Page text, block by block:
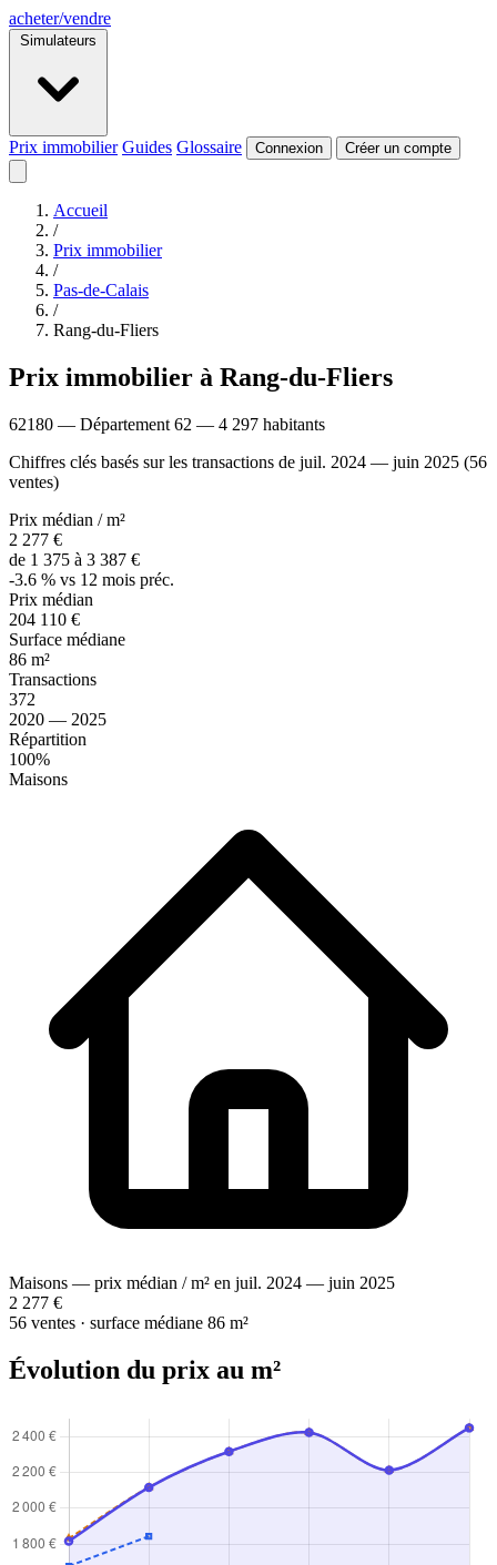
acheter/vendre
Simulateurs
Prix immobilier Guides Glossaire Connexion Créer un compte
Accueil
/
Prix immobilier
/
Pas-de-Calais
/
Rang-du-Fliers
Prix immobilier à Rang-du-Fliers
62180 — Département 62 — 4 297 habitants
Chiffres clés basés sur les transactions de juil. 2024 — juin 2025 (56
ventes)
Prix médian / m²
2 277 €
de 1 375 à 3 387 €
-3.6 % vs 12 mois préc.
Prix médian
204 110 €
Surface médiane
86 m²
Transactions
372
2020 — 2025
Répartition
100%
Maisons
Maisons — prix médian / m² en juil. 2024 — juin 2025
2 277 €
56 ventes · surface médiane 86 m²
Évolution du prix au m²